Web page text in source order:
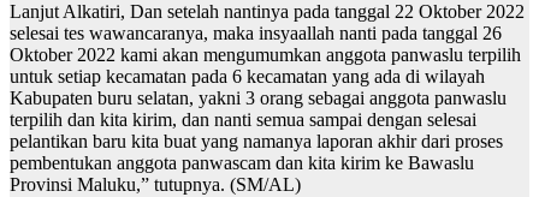
Lanjut Alkatiri, Dan setelah nantinya pada tanggal 22 Oktober 2022
selesai tes wawancaranya, maka insyaallah nanti pada tanggal 26
Oktober 2022 kami akan mengumumkan anggota panwaslu terpilih
untuk setiap kecamatan pada 6 kecamatan yang ada di wilayah
Kabupaten buru selatan, yakni 3 orang sebagai anggota panwaslu
terpilih dan kita kirim, dan nanti semua sampai dengan selesai
pelantikan baru kita buat yang namanya laporan akhir dari proses
pembentukan anggota panwascam dan kita kirim ke Bawaslu
Provinsi Maluku,” tutupnya. (SM/AL)